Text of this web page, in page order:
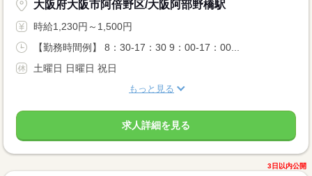
大阪府大阪市阿倍野区/大阪阿部野橋駅
時給1,230円～1,500円
【勤務時間例】 8：30-17：30 9：00-17：00...
土曜日 日曜日 祝日
もっと見る
求人詳細を見る
3日以内公開